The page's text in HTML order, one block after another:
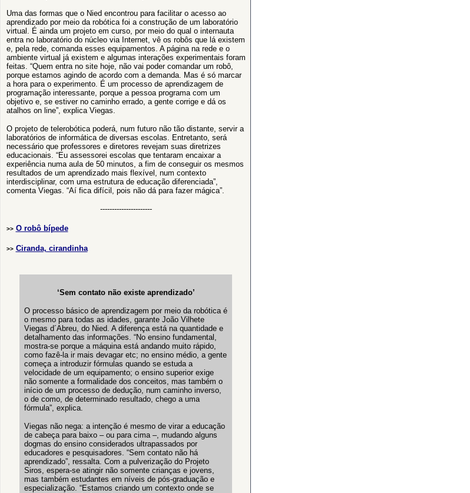
Uma das formas que o Nied encontrou para facilitar o acesso ao
aprendizado por meio da robótica foi a construção de um laboratório
virtual. É ainda um projeto em curso, por meio do qual o internauta
entra no laboratório do núcleo via Internet, vê os robôs que lá existem
e, pela rede, comanda esses equipamentos. A página na rede e o
ambiente virtual já existem e algumas interações experimentais foram
feitas. “Quem entra no site hoje, não vai poder comandar um robô,
porque estamos agindo de acordo com a demanda. Mas é só marcar
a hora para o experimento. É um processo de aprendizagem de
programação interessante, porque a pessoa programa com um
objetivo e, se estiver no caminho errado, a gente corrige e dá os
atalhos on line”, explica Viegas.
O projeto de telerobótica poderá, num futuro não tão distante, servir a
laboratórios de informática de diversas escolas. Entretanto, será
necessário que professores e diretores revejam suas diretrizes
educacionais. “Eu assessorei escolas que tentaram encaixar a
experiência numa aula de 50 minutos, a fim de conseguir os mesmos
resultados de um aprendizado mais flexível, num contexto
interdisciplinar, com uma estrutura de educação diferenciada”,
comenta Viegas. “Aí fica difícil, pois não dá para fazer mágica”.
----------------------
>> O robô bípede
>> Ciranda, cirandinha
‘Sem contato não existe aprendizado’
O processo básico de aprendizagem por meio da robótica é
o mesmo para todas as idades, garante João Vilhete
Viegas d´Abreu, do Nied. A diferença está na quantidade e
detalhamento das informações. “No ensino fundamental,
mostra-se porque a máquina está andando muito rápido,
como fazê-la ir mais devagar etc; no ensino médio, a gente
começa a introduzir fórmulas quando se estuda a
velocidade de um equipamento; o ensino superior exige
não somente a formalidade dos conceitos, mas também o
início de um processo de dedução, num caminho inverso,
o de como, de determinado resultado, chego a uma
fórmula”, explica.
Viegas não nega: a intenção é mesmo de virar a educação
de cabeça para baixo – ou para cima –, mudando alguns
dogmas do ensino considerados ultrapassados por
educadores e pesquisadores. “Sem contato não há
aprendizado”, ressalta. Com a pulverização do Projeto
Siros, espera-se atingir não somente crianças e jovens,
mas também estudantes em níveis de pós-graduação e
especialização. “Estamos criando um contexto onde se